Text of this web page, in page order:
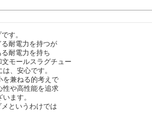
す。
耐電力を持つが
耐電力を持ち
モールスラグチュー
、安心です。
を兼ねる的考えで
性や高性能を追求
ます。
というわけでは